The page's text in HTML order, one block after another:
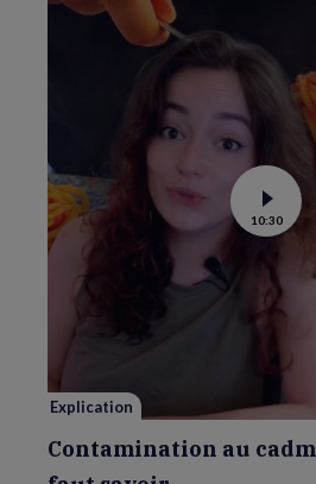
Voir
la
vidéo
au
10:30
Explication
Contamination au